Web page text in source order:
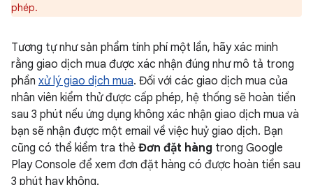
phép.
Tương tự như sản phẩm tính phí một lần, hãy xác minh
rằng giao dịch mua được xác nhận đúng như mô tả trong
phần xử lý giao dịch mua. Đối với các giao dịch mua của
nhân viên kiểm thử được cấp phép, hệ thống sẽ hoàn tiền
sau 3 phút nếu ứng dụng không xác nhận giao dịch mua và
bạn sẽ nhận được một email về việc huỷ giao dịch. Bạn
cũng có thể kiểm tra thẻ Đơn đặt hàng trong Google
Play Console để xem đơn đặt hàng có được hoàn tiền sau
3 phút hay không.